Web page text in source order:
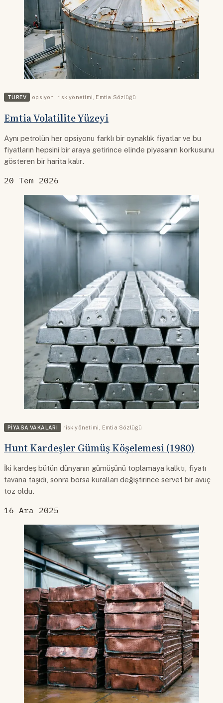
TÜREV opsiyon , risk yönetimi, Emtia Sözlüğü
Emtia Volatilite Yüzeyi
Aynı petrolün her opsiyonu farklı bir oynaklık fiyatlar ve bu
fiyatların hepsini bir araya getirince elinde piyasanın korkusunu
gösteren bir harita kalır.
20 Tem 2026
PIYASA VAKALARI risk yönetimi Emtia Sözlüğü
Hunt Kardeşler Gümüş Köşelemesi (1980)
İki kardeş bütün dünyanın gümüşünü toplamaya kalktı, fiyatı
tavana taşıdı, sonra borsa kuralları değiştirince servet bir avuç
toz oldu.
16 Ara 2025